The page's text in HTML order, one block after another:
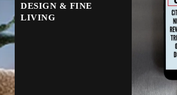
DESIGN & FINE
LIVING